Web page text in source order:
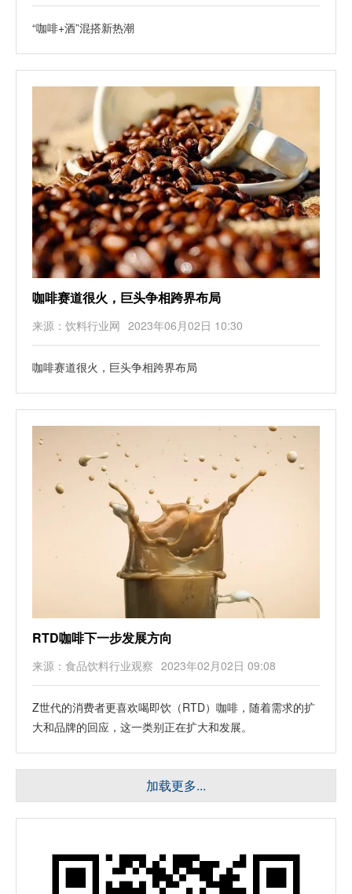
“咖啡+酒”混搭新热潮
咖啡赛道很火，巨头争相跨界布局
来源：饮料行业网 2023年06月02日 10:30
咖啡赛道很火，巨头争相跨界布局
RTD咖啡下一步发展方向
来源：食品饮料行业观察 2023年02月02日 09:08
Z世代的消费者更喜欢喝即饮（RTD）咖啡，随着需求的扩
大和品牌的回应，这一类别正在扩大和发展。
加载更多...